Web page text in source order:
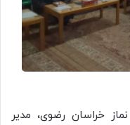
خراسان رضوی، مدیر